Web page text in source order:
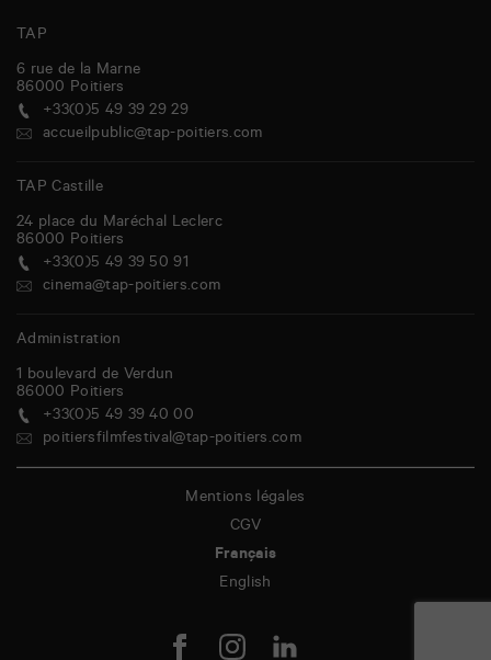
TAP
6 rue de la Marne
86000 Poitiers
+33(0)5 49 39 29 29
accueilpublic@tap-poitiers.com
TAP Castille
24 place du Maréchal Leclerc
86000 Poitiers
+33(0)5 49 39 50 91
cinema@tap-poitiers.com
Administration
1 boulevard de Verdun
86000 Poitiers
+33(0)5 49 39 40 00
poitiersfilmfestival@tap-poitiers.com
Mentions légales
CGV
Français
English